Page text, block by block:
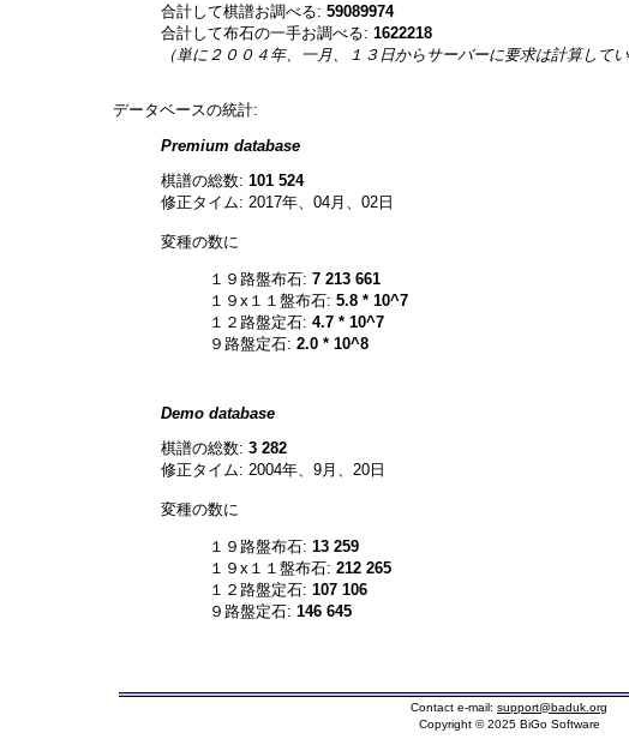
合計して棋譜お調べる: 59089974
合計して布石の一手お調べる: 1622218
（単に２００４年、一月、１３日からサーバーに要求は計算してい
データベースの統計:
Premium database
棋譜の総数: 101 524
修正タイム: 2017年、04月、02日
変種の数に
１９路盤布石: 7 213 661
１９x１１盤布石: 5.8 * 10^7
１２路盤定石: 4.7 * 10^7
９路盤定石: 2.0 * 10^8
Demo database
棋譜の総数: 3 282
修正タイム: 2004年、9月、20日
変種の数に
１９路盤布石: 13 259
１９x１１盤布石: 212 265
１２路盤定石: 107 106
９路盤定石: 146 645
Contact e-mail: support@baduk.org
Copyright © 2025 BiGo Software